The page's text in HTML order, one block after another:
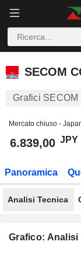
SECOM CO.,
SECOM
Grafici SECOM
Mercato chiuso -
6.839,00 JPY
Panoramica
Analisi Tecnica
Grafico: Analisi